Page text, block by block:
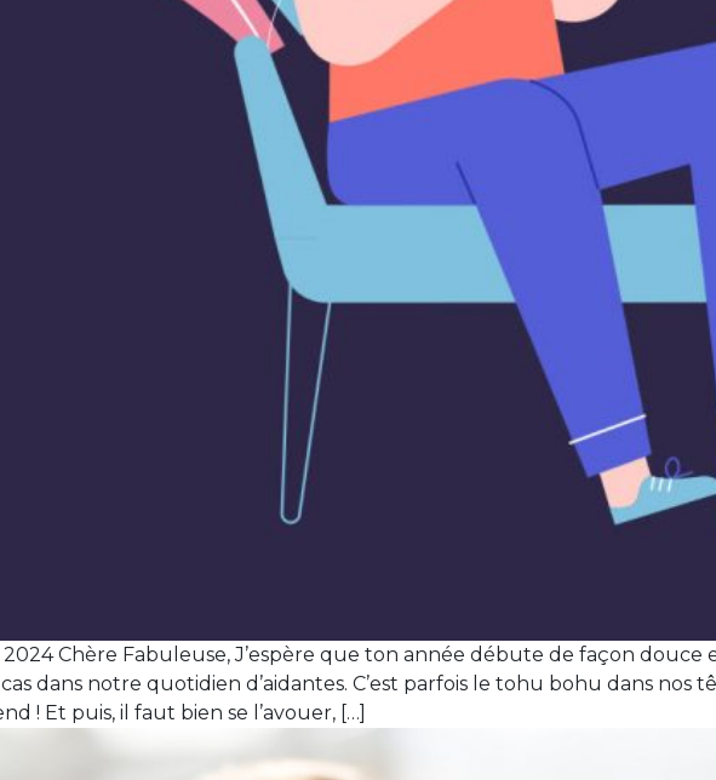
2024 Chère Fabuleuse, J’espère que ton année débute de façon douce
dans notre quotidien d’aidantes. C’est parfois le tohu bohu dans nos
! Et puis, il faut bien se l’avouer, […]